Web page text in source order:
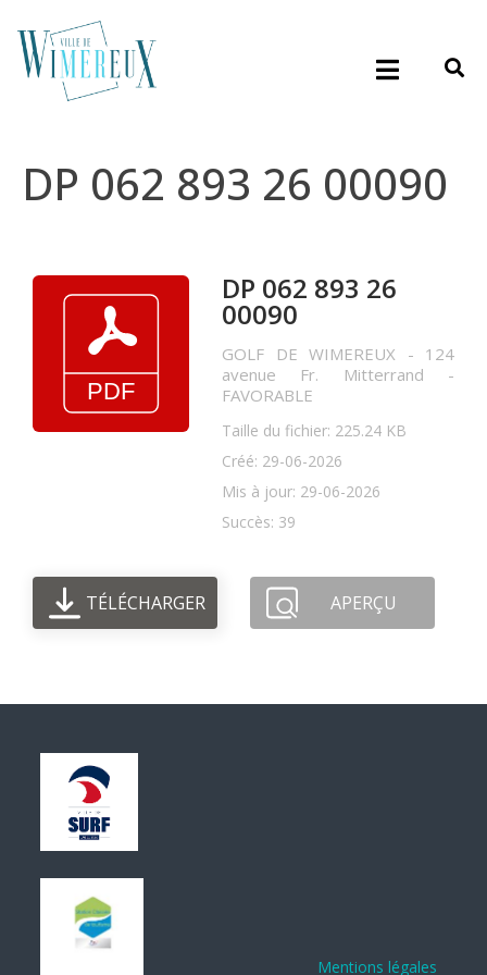
DP 062 893 26 00090
DP 062 893 26
00090
GOLF DE WIMEREUX - 124
avenue Fr. Mitterrand -
FAVORABLE
Taille du fichier: 225.24 KB
Créé: 29-06-2026
Mis à jour: 29-06-2026
Succès: 39
TÉLÉCHARGER APERÇU
Mentions légales